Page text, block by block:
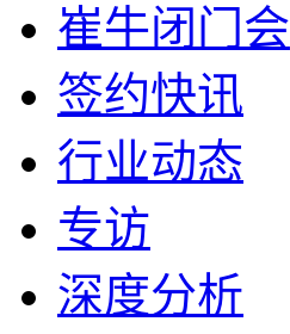
崔牛闭门会
签约快讯
行业动态
专访
深度分析